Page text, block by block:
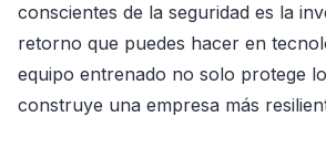
conscientes de la seguridad es la
retorno que puedes hacer en
equipo entrenado no solo protege
construye una empresa más